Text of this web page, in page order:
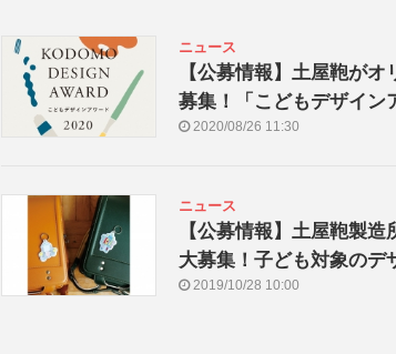
ニュース
【公募情報】土屋鞄が
募集！「こどもデザイン
2020/08/26 11:30
ニュース
【公募情報】土屋鞄製
大募集！子ども対象のデ
2019/10/28 10:00